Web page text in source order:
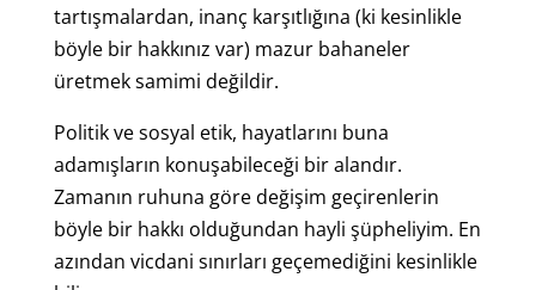
tartışmalardan, inanç karşıtlığına (ki kesinlikle
böyle bir hakkınız var) mazur bahaneler
üretmek samimi değildir.
Politik ve sosyal etik, hayatlarını buna
adamışların konuşabileceği bir alandır.
Zamanın ruhuna göre değişim geçirenlerin
böyle bir hakkı olduğundan hayli şüpheliyim. En
azından vicdani sınırları geçemediğini kesinlikle